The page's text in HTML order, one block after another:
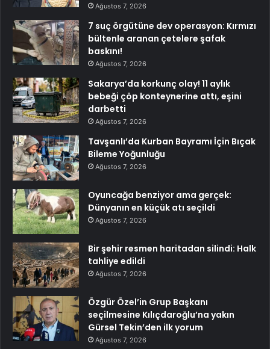
Ağustos 7, 2026
7 suç örgütüne dev operasyon: Kırmızı
bültenle aranan çetelere şafak
baskını!
Ağustos 7, 2026
Sakarya’da korkunç olay! 11 aylık
bebeği çöp konteynerine attı, eşini
darbetti
Ağustos 7, 2026
Tavşanlı’da Kurban Bayramı İçin Bıçak
Bileme Yoğunluğu
Ağustos 7, 2026
Oyuncağa benziyor ama gerçek:
Dünyanın en küçük atı seçildi
Ağustos 7, 2026
Bir şehir resmen haritadan silindi: Halk
tahliye edildi
Ağustos 7, 2026
Özgür Özel’in Grup Başkanı
seçilmesine Kılıçdaroğlu’na yakın
Gürsel Tekin’den ilk yorum
Ağustos 7, 2026